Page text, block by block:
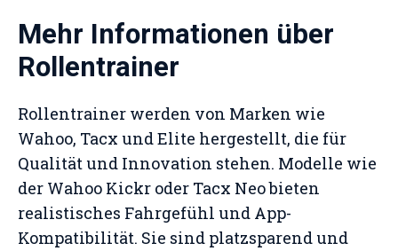
Mehr Informationen über
Rollentrainer
Rollentrainer werden von Marken wie
Wahoo, Tacx und Elite hergestellt, die für
Qualität und Innovation stehen. Modelle wie
der Wahoo Kickr oder Tacx Neo bieten
realistisches Fahrgefühl und App-
Kompatibilität. Sie sind platzsparend und